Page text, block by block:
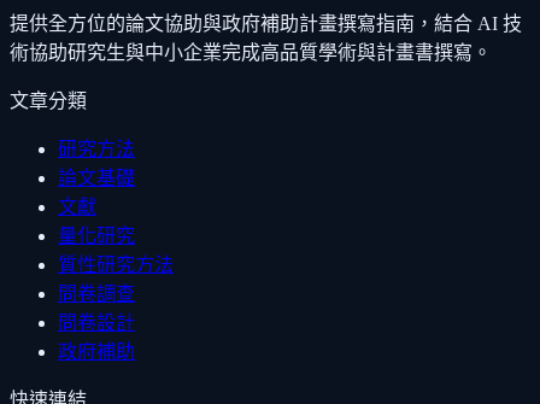
提供全方位的論文協助與政府補助計畫撰寫指南，結合 AI 技
術協助研究生與中小企業完成高品質學術與計畫書撰寫。
文章分類
研究方法
論文基礎
文獻
量化研究
質性研究方法
問卷調查
問卷設計
政府補助
快速連結